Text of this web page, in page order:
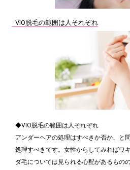
VIO脱毛の範囲は人それぞれ
◆VIO脱毛の範囲は人それぞれ
アンダーヘアの処理はすべきか否か、と
処理すべきです。女性からしてみればワ
ダ毛については見られる心配があるもの